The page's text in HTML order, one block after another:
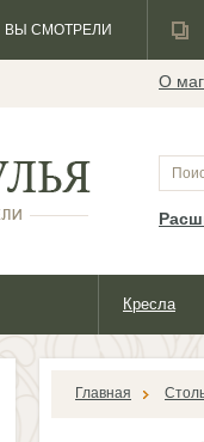
О
Кресла
Главная
ВЫ СМОТРЕЛИ